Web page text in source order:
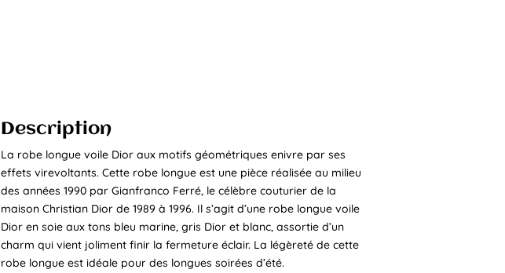
Description
La robe longue voile Dior aux motifs géométriques enivre par ses
effets virevoltants. Cette robe longue est une pièce réalisée au milieu
des années 1990 par Gianfranco Ferré, le célèbre couturier de la
maison Christian Dior de 1989 à 1996. Il s’agit d’une robe longue voile
Dior en soie aux tons bleu marine, gris Dior et blanc, assortie d’un
charm qui vient joliment finir la fermeture éclair. La légèreté de cette
robe longue est idéale pour des longues soirées d’été.